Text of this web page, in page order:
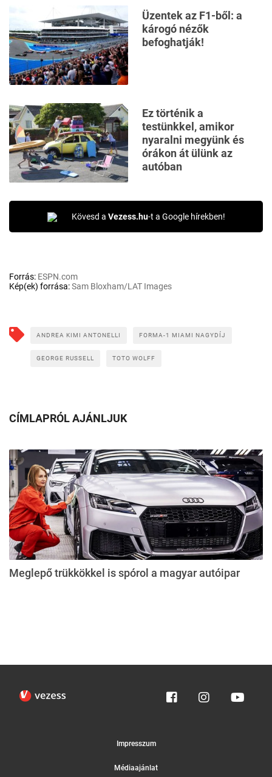
Üzentek az F1-ből: a
károgó nézők
befoghatják!
Ez történik a
testünkkel, amikor
nyaralni megyünk és
órákon át ülünk az
autóban
Kövesd a Vezess.hu-t a Google hírekben!
Forrás: ESPN.com
Kép(ek) forrása:Sam Bloxham/LAT Images
ANDREA KIMI ANTONELLI FORMA-1 MIAMI NAGYDÍJ
GEORGE RUSSELL TOTO WOLFF
CÍMLAPRÓL AJÁNLJUK
Meglepő trükkökkel is spórol a magyar autóipar
Impresszum
Médiaajánlat